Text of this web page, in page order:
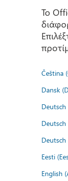
Το
Čeština
Dansk
Deutsch
Eesti
English